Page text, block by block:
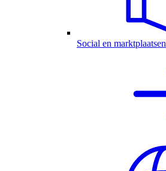
Social en marktplaatsen